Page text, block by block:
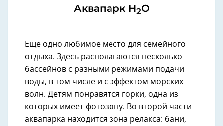
Аквапарк Н2О
Еще одно любимое место для семейного
отдыха. Здесь располагаются несколько
бассейнов с разными режимами подачи
воды, в том числе и с эффектом морских
волн. Детям понравятся горки, одна из
которых имеет фотозону. Во второй части
аквапарка находится зона релакса: бани,